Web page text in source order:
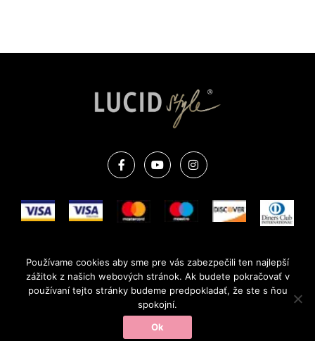
F
a
b
o
Y
o
I
n
a
g
OBCHODNÉ PODMIENKY
REKLAMAČNÝ PORIADOK
OCHRANA OSOBNÝCH ÚDAJOVFAQ
COPYRIGHT © 2022 WWW.LUCIDSTYLE.SK | VYTVORILI V
CREATIVE
Používame cookies aby sme pre vás zabezpečili ten najlepší
zážitok z našich webových stránok. Ak budete pokračovať v
používaní tejto stránky budeme predpokladať, že ste s ňou
spokojní.
Ok